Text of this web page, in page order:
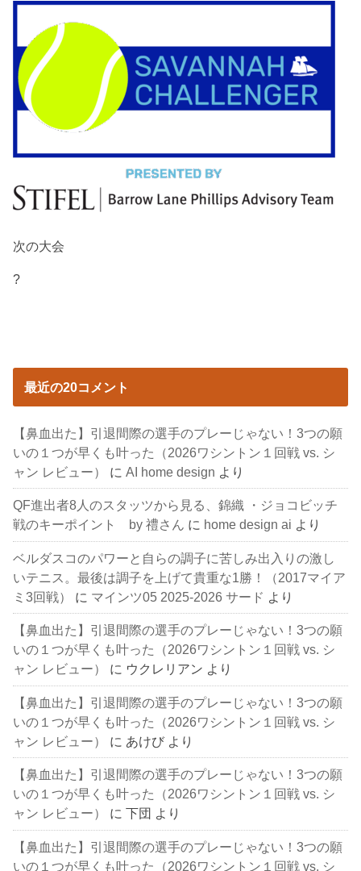
次の大会
?
最近の20コメント
【鼻血出た】引退間際の選手のプレーじゃない！3つの願
いの１つが早くも叶った（2026ワシントン１回戦 vs. シ
ャン レビュー）
にAI home design より
QF進出者8人のスタッツから見る、錦織 ・ジョコビッチ
戦のキーポイント by 禮さん に home design ai より
ベルダスコのパワーと自らの調子に苦しみ出入りの激し
いテニス。最後は調子を上げて貴重な1勝！（2017マイア
ミ3回戦）
に マインツ05 2025-2026 サード より
【鼻血出た】引退間際の選手のプレーじゃない！3つの願
いの１つが早くも叶った（2026ワシントン１回戦 vs. シ
ャン レビュー）
に ウクレリアン より
【鼻血出た】引退間際の選手のプレーじゃない！3つの願
いの１つが早くも叶った（2026ワシントン１回戦 vs. シ
ャン レビュー）
に あけび より
【鼻血出た】引退間際の選手のプレーじゃない！3つの願
いの１つが早くも叶った（2026ワシントン１回戦 vs. シ
ャン レビュー）
に下団 より
【鼻血出た】引退間際の選手のプレーじゃない！3つの願
いの１つが早くも叶った（2026ワシントン１回戦 vs. シ